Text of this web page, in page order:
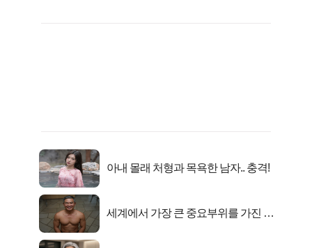
아내 몰래 처형과 목욕한 남자.. 충격!
세계에서 가장 큰 중요부위를 가진 남